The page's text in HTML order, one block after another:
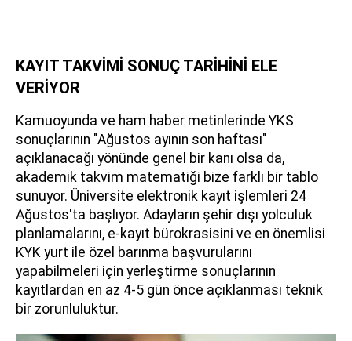
KAYIT TAKVİMİ SONUÇ TARİHİNİ ELE
VERİYOR
Kamuoyunda ve ham haber metinlerinde YKS
sonuçlarının "Ağustos ayının son haftası"
açıklanacağı yönünde genel bir kanı olsa da,
akademik takvim matematiği bize farklı bir tablo
sunuyor. Üniversite elektronik kayıt işlemleri 24
Ağustos'ta başlıyor. Adayların şehir dışı yolculuk
planlamalarını, e-kayıt bürokrasisini ve en önemlisi
KYK yurt ile özel barınma başvurularını
yapabilmeleri için yerleştirme sonuçlarının
kayıtlardan en az 4-5 gün önce açıklanması teknik
bir zorunluluktur.